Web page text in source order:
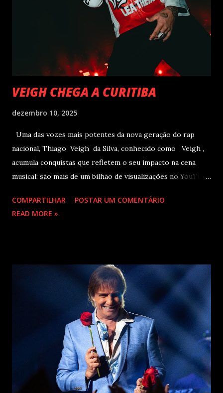
VEIGH CHEGA A CURITIBA
dezembro 10, 2025
Uma das vozes mais potentes da nova geração do rap
nacional, Thiago Veigh da Silva, conhecido como Veigh ,
acumula conquistas que refletem o seu impacto na cena
musical: são mais de um bilhão de visualizações no YouTube,
10 milhões de seguidores nas redes sociais, além de figurar
entre os nomes da prestigiada lista Forbes Under 30 de
milhões de plays em menos de 24 horas após o
lançamento. Com uma estética mais madura, o álbum marca
um novo capítulo na carreira do artista e, agora, ganha os
palcos por meio da EVOM Tour, que fez sua estreia
recentemente em São Paulo. Com realização da 30e ,
Supernova Ent e Prime , a escala em Curitiba aco...
COMPARTILHAR
POSTAR UM COMENTÁRIO
READ MORE »